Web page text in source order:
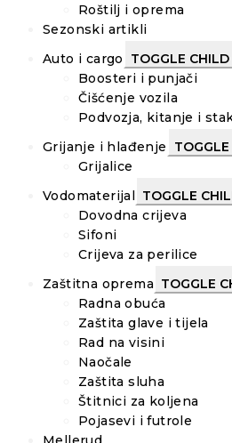
Roštilj i oprema
Sezonski artikli
Auto i cargo
TOGGLE
Boosteri i punjači
Čišćenje vozila
Podvozja, kitanje i
Grijanje i hlađenje
Grijalice
Vodomaterijal TOGGLE
Dovodna crijeva
Sifoni
Crijeva za perilice
Zaštitna oprema TOGGLE
Radna obuća
Zaštita glave i tijela
Rad na visini
Naočale
Zaštita sluha
Štitnici za koljena
Pojasevi i futrole